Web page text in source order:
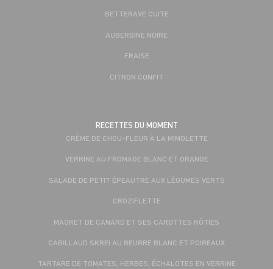
BETTERAVE CUITE
AUBERGINE NOIRE
FRAISE
CITRON CONFIT
RECETTES DU MOMENT
CRÈME DE CHOU-FLEUR À LA MIMOLETTE
VERRINE AU FROMAGE BLANC ET ORANGE
SALADE DE PETIT ÉPEAUTRE AUX LÉGUMES VERTS
CROZIFLETTE
MAGRET DE CANARD ET SES CAROTTES RÔTIES
CABILLAUD SKREI AU BEURRE BLANC ET POIREAUX
TARTARE DE TOMATES, HERBES, ÉCHALOTES EN VERRINE